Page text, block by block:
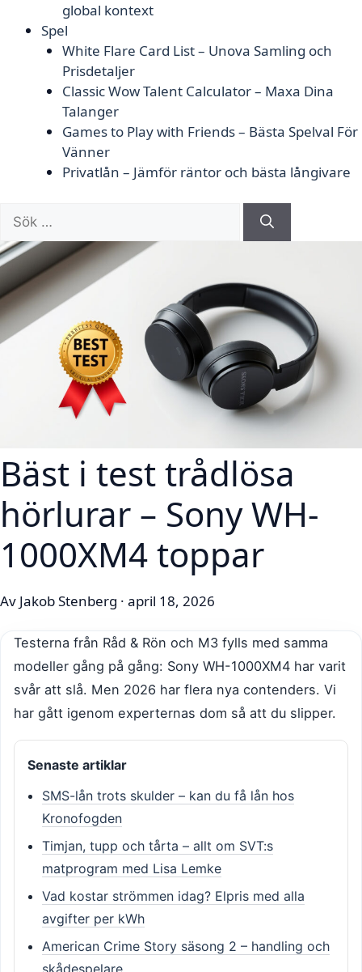
global kontext
Spel
White Flare Card List – Unova Samling och
Prisdetaljer
Classic Wow Talent Calculator – Maxa Dina
Talanger
Games to Play with Friends – Bästa Spelval För
Vänner
Privatlån – Jämför räntor och bästa långivare
Sök
efter:
Bäst i test trådlösa
hörlurar – Sony WH-
1000XM4 toppar
Av Jakob Stenberg · april 18, 2026
Testerna från Råd & Rön och M3 fylls med samma
modeller gång på gång: Sony WH-1000XM4 har varit
svår att slå. Men 2026 har flera nya contenders. Vi
har gått igenom experternas dom så att du slipper.
Senaste artiklar
SMS-lån trots skulder – kan du få lån hos
Kronofogden
Timjan, tupp och tårta – allt om SVT:s
matprogram med Lisa Lemke
Vad kostar strömmen idag? Elpris med alla
avgifter per kWh
American Crime Story säsong 2 – handling och
skådespelare